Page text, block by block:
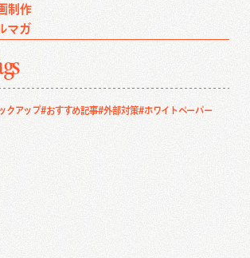
制作
マガ
クアップ#おすすめ記事#外部対策#ホワイトペーパー